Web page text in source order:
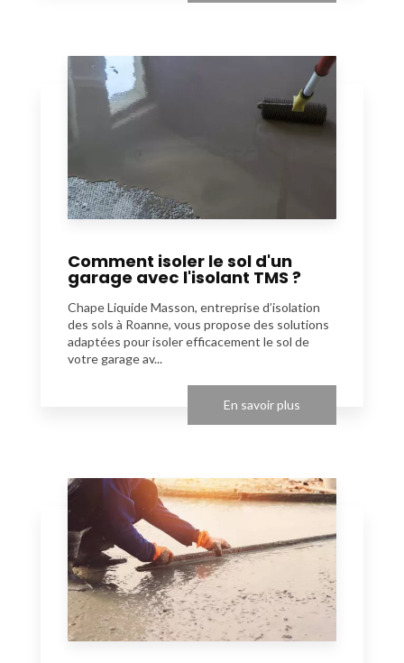
Comment isoler le sol d'un
garage avec l'isolant TMS ?
Chape Liquide Masson, entreprise d’isolation
des sols à Roanne, vous propose des solutions
adaptées pour isoler efficacement le sol de
votre garage av...
En savoir plus